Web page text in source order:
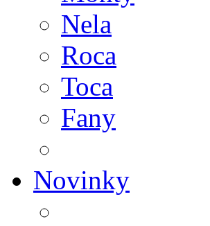
Nela
Roca
Toca
Fany
Novinky